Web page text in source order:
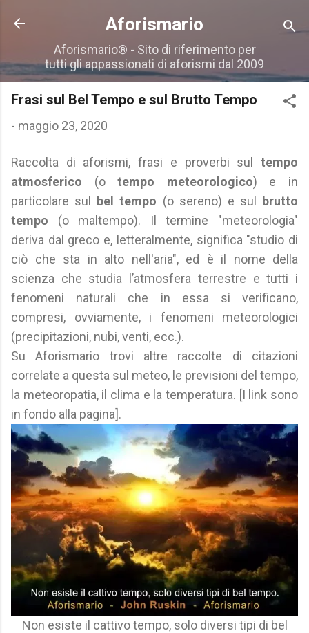
Passa ai contenuti principali
Aforismario
Aforismario® - Sito di riferimento per
tutti gli appassionati di aforismi dal 2009
Frasi sul Bel Tempo e sul Brutto Tempo
- maggio 23, 2020
Raccolta di aforismi, frasi e proverbi sul tempo
atmosferico (otempo meteorologico) e in
particolare sul
bel tempo (o sereno) e sul
brutto
tempo (o maltempo). Il termine "meteorologia"
deriva dal greco e, letteralmente, significa "studio di
ciò che sta in alto nell'aria", ed è il nome della
scienza che studia l’atmosfera terrestre e tutti i
fenomeni naturali che in essa si verificano,
compresi, ovviamente, i fenomeni meteorologici
(precipitazioni, nubi, venti, ecc.).
Su Aforismario trovi altre raccolte di citazioni
correlate a questa sul meteo, le previsioni del tempo,
la meteoropatia, il clima e la temperatura. [I link sono
in fondo alla pagina].
Non esiste il cattivo tempo, solo diversi tipi di bel